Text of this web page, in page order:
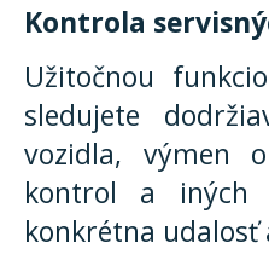
Kontrola
Užitočnou
sledujete
vozidla, výmen
kontrol a iných
konkrétna udalosť